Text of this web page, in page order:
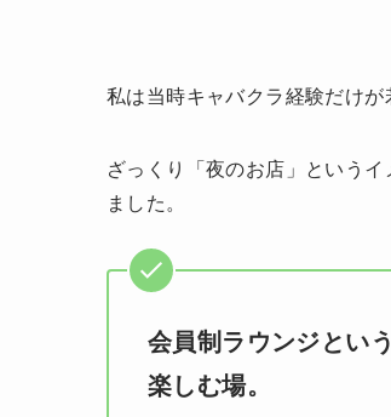
私は当時キャバクラ経験だけが
ざっくり「夜のお店」という
ました。
会員制ラウンジとい
楽しむ場。